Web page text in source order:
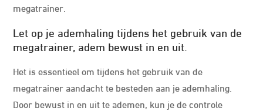
megatrainer.
Let op je ademhaling tijdens het gebruik van de
megatrainer, adem bewust in en uit.
Het is essentieel om tijdens het gebruik van de
megatrainer aandacht te besteden aan je ademhaling.
Door bewust in en uit te ademen, kun je de controle